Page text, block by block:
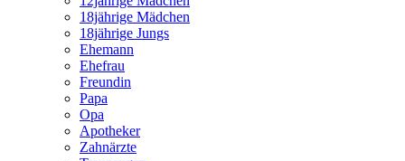
18jährige Mädchen
18jährige Jungs
Ehemann
Ehefrau
Freundin
Papa
Opa
Apotheker
Zahnärzte